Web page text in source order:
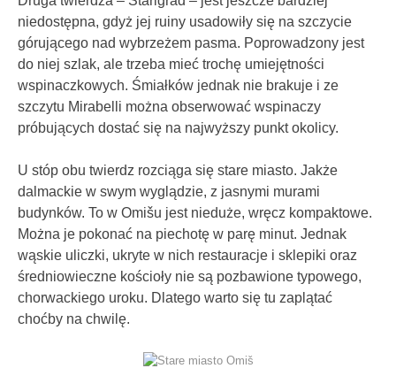
niedostępna, gdyż jej ruiny usadowiły się na szczycie
górującego nad wybrzeżem pasma. Poprowadzony jest
do niej szlak, ale trzeba mieć trochę umiejętności
wspinaczkowych. Śmiałków jednak nie brakuje i ze
szczytu Mirabelli można obserwować wspinaczy
próbujących dostać się na najwyższy punkt okolicy.
U stóp obu twierdz rozciąga się stare miasto. Jakże
dalmackie w swym wyglądzie, z jasnymi murami
budynków. To w Omišu jest nieduże, wręcz kompaktowe.
Można je pokonać na piechotę w parę minut. Jednak
wąskie uliczki, ukryte w nich restauracje i sklepiki oraz
średniowieczne kościoły nie są pozbawione typowego,
chorwackiego uroku. Dlatego warto się tu zaplątać
choćby na chwilę.